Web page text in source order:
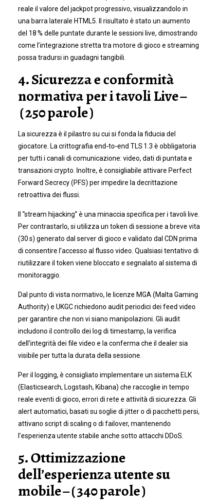
reale il valore del jackpot progressivo, visualizzandolo in
una barra laterale HTML5. Il risultato è stato un aumento
del 18 % delle puntate durante le sessioni live, dimostrando
come l’integrazione stretta tra motore di gioco e streaming
possa tradursi in guadagni tangibili.
4. Sicurezza e conformità
normativa per i tavoli Live –
( 250 parole )
La sicurezza è il pilastro su cui si fonda la fiducia del
giocatore. La crittografia end‑to‑end TLS 1.3 è obbligatoria
per tutti i canali di comunicazione: video, dati di puntata e
transazioni crypto. Inoltre, è consigliabile attivare Perfect
Forward Secrecy (PFS) per impedire la decrittazione
retroattiva dei flussi.
Il “stream hijacking” è una minaccia specifica per i tavoli live.
Per contrastarlo, si utilizza un token di sessione a breve vita
(30 s) generato dal server di gioco e validato dal CDN prima
di consentire l’accesso al flusso video. Qualsiasi tentativo di
riutilizzare il token viene bloccato e segnalato al sistema di
monitoraggio.
Dal punto di vista normativo, le licenze MGA (Malta Gaming
Authority) e UKGC richiedono audit periodici dei feed video
per garantire che non vi siano manipolazioni. Gli audit
includono il controllo dei log di timestamp, la verifica
dell’integrità dei file video e la conferma che il dealer sia
visibile per tutta la durata della sessione.
Per il logging, è consigliato implementare un sistema ELK
(Elasticsearch, Logstash, Kibana) che raccoglie in tempo
reale eventi di gioco, errori di rete e attività di sicurezza. Gli
alert automatici, basati su soglie di jitter o di pacchetti persi,
attivano script di scaling o di failover, mantenendo
l’esperienza utente stabile anche sotto attacchi DDoS.
5. Ottimizzazione
dell’esperienza utente su
mobile – ( 340 parole )